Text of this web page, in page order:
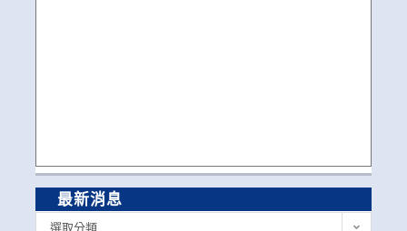
最新消息
選取分類